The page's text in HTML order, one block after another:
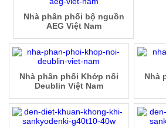
Nhà phân phối bộ nguồn
AEG Việt Nam
Nhà phân phối Khớp nối
Deublin Việt Nam
Nhà